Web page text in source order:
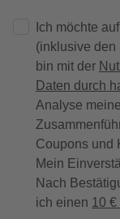
Ich möchte
(inklusive den
bin mit der
Daten durch
Analyse
Coupons und
Mein
Nach
ich einen 10